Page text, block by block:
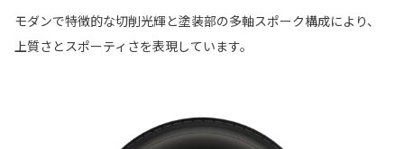
モダンで特徴的な切削光輝と塗装部の多軸スポーク構成により、
上質さとスポーティさを表現しています。